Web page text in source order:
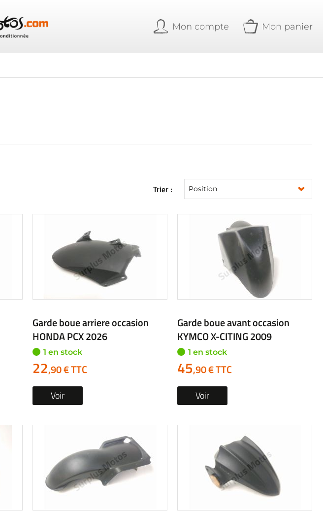
Mon compte Mon panier
Trier :
Garde boue arriere occasion
HONDA PCX 2026
1 en stock
22,90 € TTC
Voir
Garde boue avant occasion
KYMCO X-CITING 2009
1 en stock
45,90 € TTC
Voir